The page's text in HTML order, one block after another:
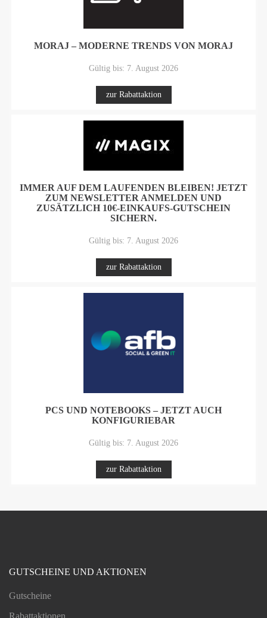
MORAJ – MODERNE TRENDS VON MORAJ
Gültig bis: 7. August 2026
zur Rabattaktion
IMMER AUF DEM LAUFENDEN BLEIBEN! JETZT
ZUM NEWSLETTER ANMELDEN UND
ZUSÄTZLICH 10€-EINKAUFS-GUTSCHEIN
SICHERN.
Gültig bis: 7. August 2026
zur Rabattaktion
PCS UND NOTEBOOKS – JETZT AUCH
KONFIGURIEBAR
Gültig bis: 7. August 2026
zur Rabattaktion
GUTSCHEINE UND AKTIONEN
Gutscheine
Rabattaktionen